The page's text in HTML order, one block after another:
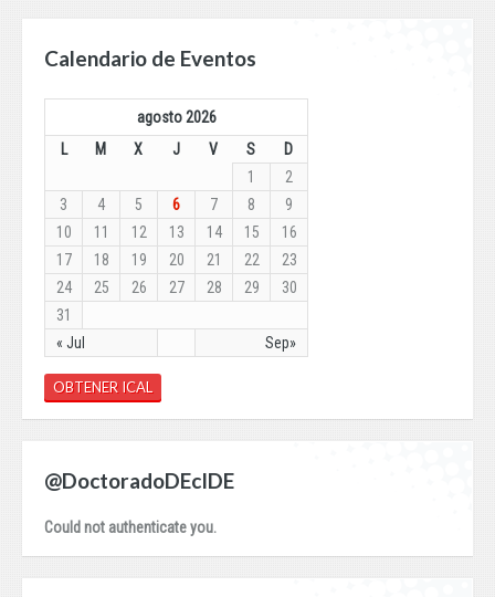
Calendario de Eventos
agosto 2026
L
M X J V S D
« Jul Sep»
1
2
3
4 5 6 7 8
9
10
11 12 13 14 15
16
17
18 19 20 21 22
23
24
25 26 27 28 29
30
31
OBTENER ICAL
@DoctoradoDEcIDE
Could not authenticate you.